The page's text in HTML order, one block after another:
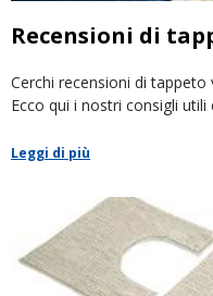
Recensioni di
Cerchi recensioni di
Ecco qui i nostri consigli
Leggi di più